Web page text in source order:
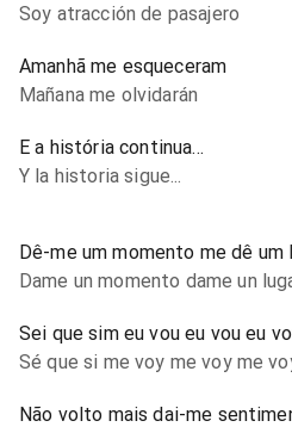
Soy atracción de pasajero
Amanhã me esqueceram
Mañana me olvidarán
E a história continua...
Y la historia sigue...
Dê-me um momento me dê um
Dame un momento dame un
Sei que sim eu vou eu vou eu
Sé que si me voy me voy me
Não volto mais dai-me